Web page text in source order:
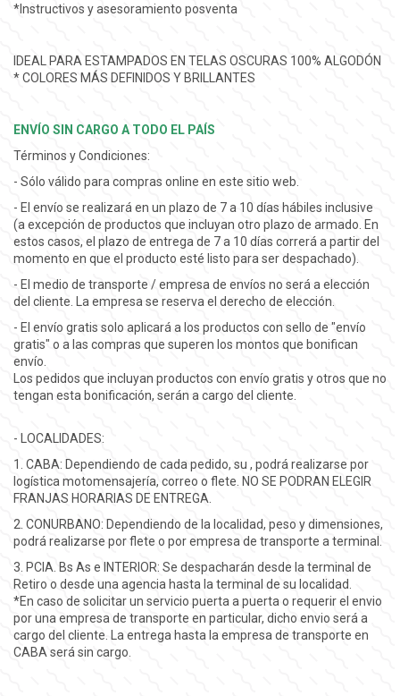
*Instructivos y asesoramiento posventa
IDEAL PARA ESTAMPADOS EN TELAS OSCURAS 100% ALGODÓN
* COLORES MÁS DEFINIDOS Y BRILLANTES
ENVÍO SIN CARGO A TODO EL PAÍS
Términos y Condiciones:
- Sólo válido para compras online en este sitio web.
- El envío se realizará en un plazo de 7 a 10 días hábiles inclusive
(a excepción de productos que incluyan otro plazo de armado. En
estos casos, el plazo de entrega de 7 a 10 días correrá a partir del
momento en que el producto esté listo para ser despachado).
- El medio de transporte / empresa de envíos no será a elección
del cliente. La empresa se reserva el derecho de elección.
- El envío gratis solo aplicará a los productos con sello de "envío
gratis" o a las compras que superen los montos que bonifican
envío.
Los pedidos que incluyan productos con envío gratis y otros que no
tengan esta bonificación, serán a cargo del cliente.
- LOCALIDADES:
1. CABA: Dependiendo de cada pedido, su , podrá realizarse por
logística motomensajería, correo o flete. NO SE PODRAN ELEGIR
FRANJAS HORARIAS DE ENTREGA.
2. CONURBANO: Dependiendo de la localidad, peso y dimensiones,
podrá realizarse por flete o por empresa de transporte a terminal.
3. PCIA. Bs As e INTERIOR: Se despacharán desde la terminal de
Retiro o desde una agencia hasta la terminal de su localidad.
*En caso de solicitar un servicio puerta a puerta o requerir el envio
por una empresa de transporte en particular, dicho envio será a
cargo del cliente. La entrega hasta la empresa de transporte en
CABA será sin cargo.